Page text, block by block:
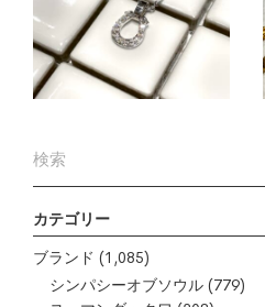
カテゴリー
ブランド (1,085)
シンパシーオブソウル (779)